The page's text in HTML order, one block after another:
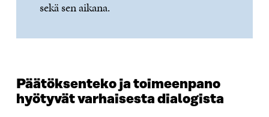
sekä sen aikana.
Päätöksenteko ja toimeenpano
hyötyvät varhaisesta dialogista